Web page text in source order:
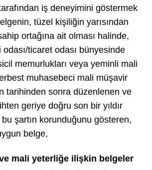
iş deneyimini göstermek
tüzel kişiliğin yarısından
ortağına ait olması halinde,
ticaret odası bünyesinde
memurlukları veya yeminli mali
muhasebeci mali müşavir
tarihinden sonra düzenlenen ve
geriye doğru son bir yıldır
şartın korunduğunu gösteren,
belge,
mali yeterliğe ilişkin belgeler